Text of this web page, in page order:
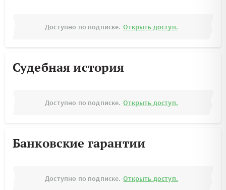
Доступно по подписке. Открыть доступ.
Судебная история
Доступно по подписке. Открыть доступ.
Банковские гарантии
Доступно по подписке. Открыть доступ.